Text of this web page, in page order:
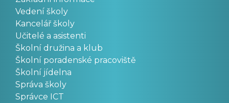
Vedení školy
Kancelář školy
Učitelé a asistenti
Školní družina a klub
Školní poradenské pracoviště
Školní jídelna
Správa školy
Správce ICT